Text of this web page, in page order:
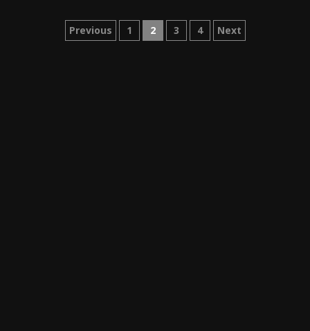
Paginação
Previous 1 2 3 4 Next